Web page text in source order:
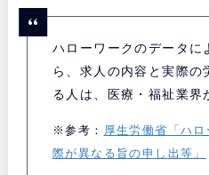
ハローワークのデータに
ら、求人の内容と実際の
る人は、医療・福祉業界
※参考： 厚生労働省「ハ
際が異なる旨の申し出等」